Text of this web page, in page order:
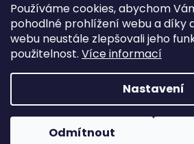
Používáme cookies, abychom
pohodlné prohlížení webu a díky
webu neustále zlepšovali jeho
použitelnost. Více informací
Nastavení
Odmítnout
Instagram
Copyright 2026ALMARA Original
práva vyhrazena.